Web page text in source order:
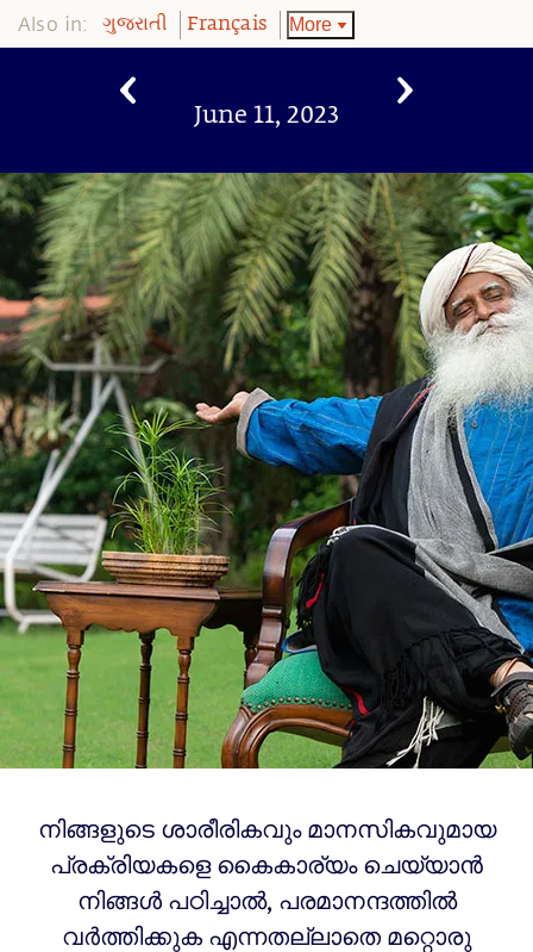
Also in: ગુજરાતી Français More
June 11, 2023
നിങ്ങളുടെ ശാരീരികവും മാനസികവുമായ
പ്രക്രിയകളെ കൈകാര്യം ചെയ്യാൻ
നിങ്ങൾ പഠിച്ചാൽ, പരമാനന്ദത്തിൽ
വർത്തിക്കുക എന്നതല്ലാതെ മറ്റൊരു